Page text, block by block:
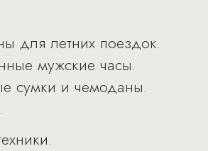
для летних поездок.
мужские часы.
сумки и чемоданы.